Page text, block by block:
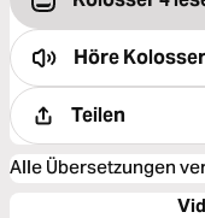
Höre
Teilen
Alle Übersetzungen